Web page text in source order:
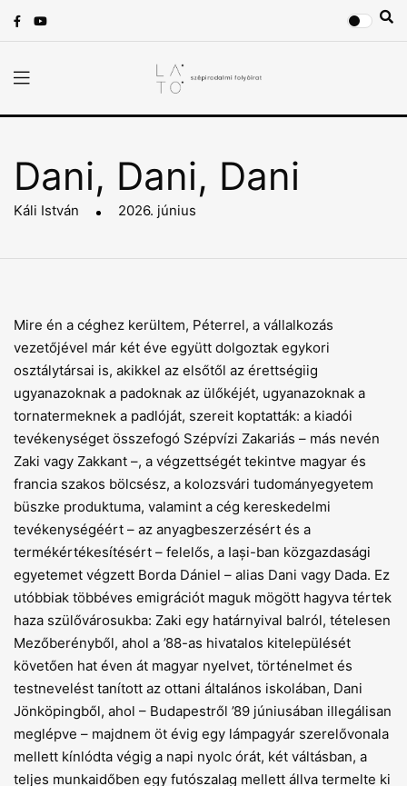
Dani, Dani, Dani
Káli István 2026. június
Mire én a céghez kerültem, Péterrel, a vállalkozás
vezetőjével már két éve együtt dolgoztak egykori
osztálytársai is, akikkel az elsőtől az érettségiig
ugyanazoknak a padoknak az ülőkéjét, ugyanazoknak a
tornatermeknek a padlóját, szereit koptatták: a kiadói
tevékenységet összefogó Szépvízi Zakariás – más nevén
Zaki vagy Zakkant –, a végzettségét tekintve magyar és
francia szakos bölcsész, a kolozsvári tudományegyetem
büszke produktuma, valamint a cég kereskedelmi
tevékenységéért – az anyagbeszerzésért és a
termékértékesítésért – felelős, a Iași-ban közgazdasági
egyetemet végzett Borda Dániel – alias Dani vagy Dada. Ez
utóbbiak többéves emigrációt maguk mögött hagyva tértek
haza szülővárosukba: Zaki egy határnyival balról, tételesen
Mezőberényből, ahol a ’88-as hivatalos kitelepülését
követően hat éven át magyar nyelvet, történelmet és
testnevelést tanított az ottani általános iskolában, Dani
Jönköpingből, ahol – Budapestről ’89 júniusában illegálisan
meglépve – majdnem öt évig egy lámpagyár szerelővonala
mellett kínlódta végig a napi nyolc órát, két váltásban, a
teljes munkaidőben egy futószalag mellett állva termelte ki